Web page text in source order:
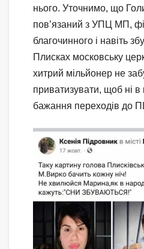
нього. Уточнимо, що
пов’язаний з УПЦ МП,
благочинного і навіть
Плисках московську
хитрий мільйонер не
приватизувати, щоб ні в
бажання переходів до